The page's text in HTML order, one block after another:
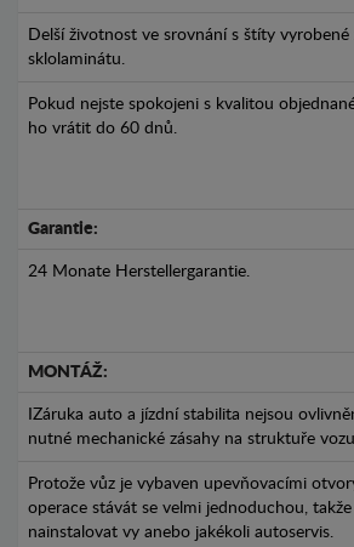
Delší životnost ve srovnání s štíty
sklolaminátu.
Pokud nejste spokojeni s kvalitou
ho vrátit do 60 dnů.
Garantie:
24 Monate Herstellergarantie.
MONTÁŽ:
IZáruka auto a jízdní stabilita nejsou
nutné mechanické zásahy na struktuře vozu.
Protože vůz je vybaven upevňovacími
operace stávát se velmi jednoduchou,
nainstalovat vy anebo jakékoli autoservis.